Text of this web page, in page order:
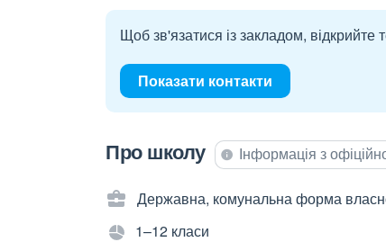
Щоб зв'язатися із закладом, відкрийте
Показати контакти
Про школу Інформація з
Державна, комунальна форма
1–12 класи